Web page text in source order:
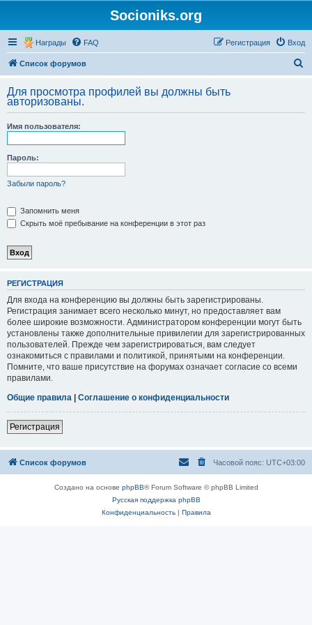
Socioniks.org
Награды FAQ Вход
Регистрация
Список форумов
с
Для просмотра профилей вы должны быть
авторизованы.
Имя пользователя:
Пароль:
Забыли пароль?
Запомнить меня
Скрыть моё пребывание на конференции в этот раз
РЕГИСТРАЦИЯ
Для входа на конференцию вы должны быть зарегистрированы.
Регистрация занимает всего несколько минут, но предоставляет вам
более широкие возможности. Администратором конференции могут быть
установлены также дополнительные привилегии для зарегистрированных
пользователей. Прежде чем зарегистрироваться, вам следует
ознакомиться с правилами и политикой, принятыми на конференции.
Помните, что ваше присутствие на форумах означает согласие со всеми
правилами.
Общие правила | Соглашение о конфиденциальности
Регистрация
Список форумов Часовой пояс: UTC+03:00
Создано на основе phpBB® Forum Software © phpBB Limited
Русская поддержка phpBB
Конфиденциальность| Правила